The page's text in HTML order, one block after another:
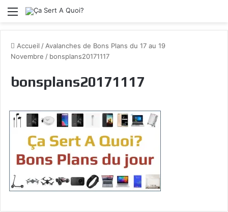
Menu
Accueil / Avalanches de Bons Plans du 17 au 19
Novembre / bonsplans20171117
bonsplans20171117